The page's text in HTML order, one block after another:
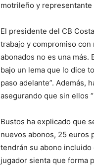
motrileño y
El presidente del CB
trabajo y compromiso con
abonados no es una más.
bajo un lema que lo dice
paso adelante”. Además,
asegurando que sin ellos
Bustos ha explicado que
nuevos abonos, 25 euros
tendrán su abono
jugador sienta que forma